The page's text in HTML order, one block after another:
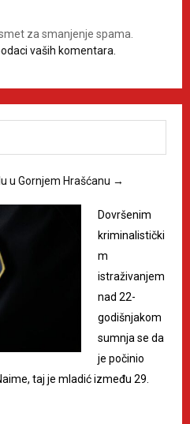
za smanjenje spama.
vaših komentara.
u Gornjem Hrašćanu →
Dovršenim
kriminalistički
m
istraživanjem
nad 22-
godišnjakom
sumnja se da
je počinio
taj je mladić između 29.